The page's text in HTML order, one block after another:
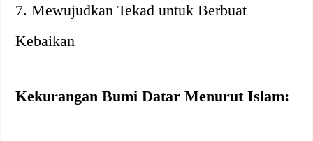
7. Mewujudkan Tekad untuk Berbuat
Kebaikan
Kekurangan Bumi Datar Menurut Islam: